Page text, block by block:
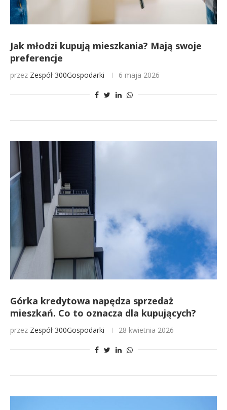
Jak młodzi kupują mieszkania? Mają swoje
preferencje
przez Zespół 300Gospodarki 6 maja 2026
Górka kredytowa napędza sprzedaż
mieszkań. Co to oznacza dla kupujących?
przez Zespół 300Gospodarki 28 kwietnia 2026